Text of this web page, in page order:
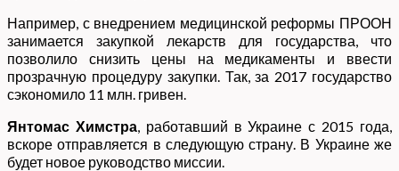
Например, с внедрением медицинской реформы ПРООН
занимается закупкой лекарств для государства, что
позволило снизить цены на медикаменты и ввести
прозрачную процедуру закупки. Так, за 2017 государство
сэкономило 11 млн. гривен.
Янтомас Химстра, работавший в Украине с 2015 года,
вскоре отправляется в следующую страну. В Украине же
будет новое руководство миссии.